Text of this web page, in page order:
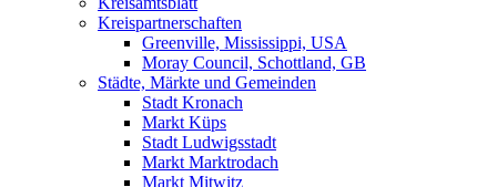
Kreispartnerschaften
Greenville, Mississippi, USA
Moray Council, Schottland, GB
Städte, Märkte und Gemeinden
Stadt Kronach
Markt Küps
Stadt Ludwigsstadt
Markt Marktrodach
Markt Mitwitz